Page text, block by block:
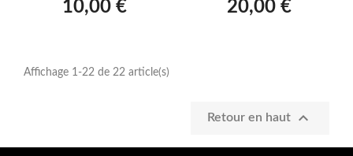
10,00 € 20,00 €
Affichage 1-22 de 22 article(s)
Retour en haut 